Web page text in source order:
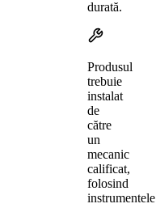
durată.
Produsul
trebuie
instalat
de
către
un
mecanic
calificat,
folosind
instrumentele